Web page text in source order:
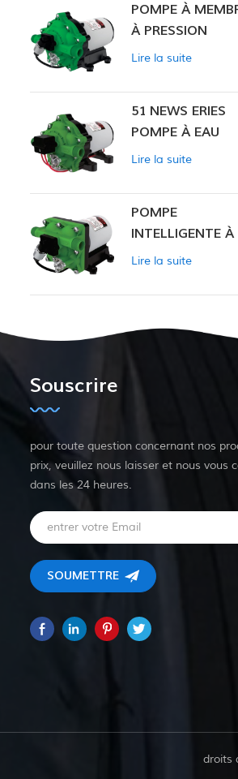
POMPE À
À PRESSION
CONSTANTE
Lire la suite
51 NEWS ERIES
POMPE À EAU
Lire la suite
POMPE
INTELLIGENTE À
PRESSION
ZN-42
Lire la suite
Souscrire
pour toute question concernant nos
prix, veuillez nous laisser et nous vous
dans les 24 heures.
droits